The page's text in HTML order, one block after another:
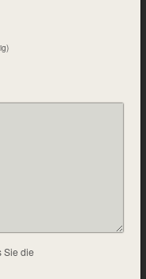
Sie die